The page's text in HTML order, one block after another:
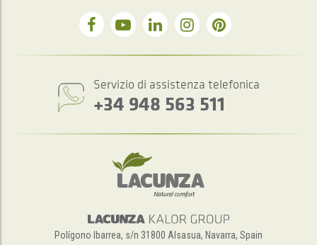
Servizio di assistenza telefonica
+34 948 563 511
Polígono Ibarrea, s/n 31800 Alsasua, Navarra, Spain